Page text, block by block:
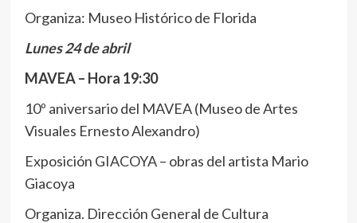
Organiza: Museo Histórico de Florida
Lunes 24 de abril
MAVEA – Hora 19:30
10º aniversario del MAVEA (Museo de Artes
Visuales Ernesto Alexandro)
Exposición GIACOYA – obras del artista Mario
Giacoya
Organiza. Dirección General de Cultura